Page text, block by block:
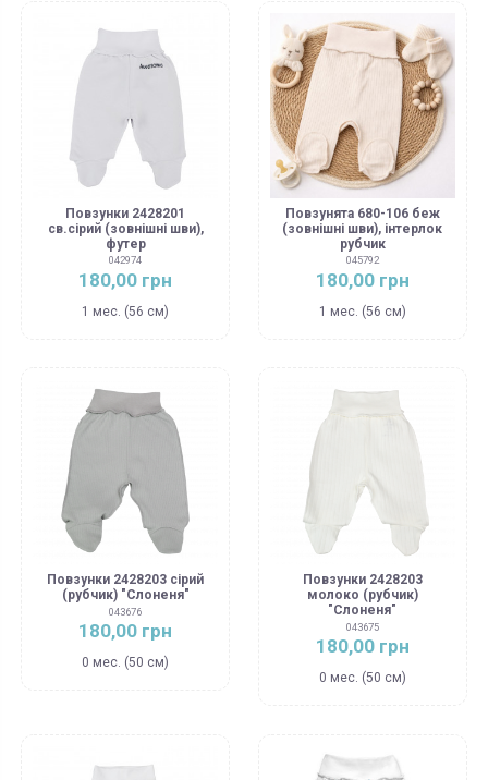
Повзунки 2428201
св.сірий (зовнішні шви),
футер
042974
180,00 грн
1 мес. (56 см)
Повзунята 680-106 беж
(зовнішні шви), інтерлок
рубчик
045792
180,00 грн
1 мес. (56 см)
Повзунки 2428203 сірий
(рубчик) "Слоненя"
043676
180,00 грн
0 мес. (50 см)
Повзунки 2428203
молоко (рубчик)
"Слоненя"
043675
180,00 грн
0 мес. (50 см)